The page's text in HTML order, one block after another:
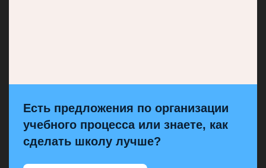
Есть предложения по организации
учебного процесса или знаете, как
сделать школу лучше?